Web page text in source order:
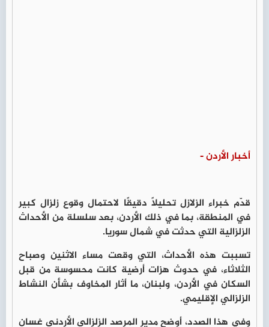
أخبار الأردن -
قدّم خبراء الزلازل تحليلًا دقيقًا لاحتمال وقوع زلزال كبير
في المنطقة، بما في ذلك الأردن، بعد سلسلة من الأحداث
الزلزالية التي حدثت في شمال سوريا.
تسببت هذه الأحداث، التي وقعت مساء الاثنين وصباح
الثلاثاء، في حدوث هزات أرضية كانت محسوسة من قبل
السكان في الأردن، ولبنان، ما أثار المخاوف بشأن النشاط
الزلزالي الإقليمي.
وفي هذا الصدد، أوضح مدير المرصد الزلزالي الأردني غسان